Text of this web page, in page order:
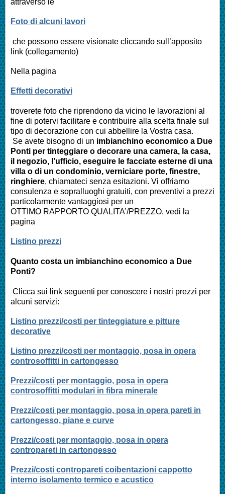
Foto di alcuni lavori
che possono essere visionate cliccando sull’apposito
link (collegamento)
Nella pagina
Effetti decorativi
troverete foto che riprendono da vicino le lavorazioni al
fine di potervi facilitare e contribuire alla scelta finale sul
tipo di decorazione con cui abbellire la Vostra casa.
Se avete bisogno di un imbianchino economico a Due
Ponti per tinteggiare o decorare una camera, la casa,
il negozio, l’ufficio, eseguire le facciate esterne di una
villa o di un condominio, verniciare porte, finestre,
ringhiere, chiamateci senza esitazioni. Vi offriamo
consulenza e sopralluoghi gratuiti, con preventivi a prezzi
particolarmente vantaggiosi per un
OTTIMO RAPPORTO QUALITA’/PREZZO, vedi la
pagina
Listino prezzi
Quanto costa un imbianchino economico a Due
Ponti?
Clicca sui link seguenti per conoscere i nostri prezzi per
alcuni servizi:
Listino prezzi/costi per tinteggiature e pitture
decorative
Listino prezzi/costi per montaggio, posa in opera
controsoffitti in cartongesso
Prezzi/costi per montaggio, posa in opera
controsoffitti modulari in fibra minerale
Prezzi/costi per montaggio, posa in opera pareti in
cartongesso, piane e curve
Prezzi/costi per montaggio, posa in opera
contropareti in cartongesso
Prezzi/costi contropareti coibentazioni cappotto
interno isolamento termico e acustico